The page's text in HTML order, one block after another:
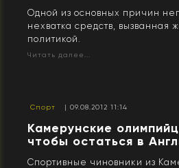
Одной из основных причин
нехватка средств, вызванная
политикой.
Читать далее...
Спорт | 09.08.2012 11:14
Камерунские
чтобы остаться в
Спортивные чиновники из